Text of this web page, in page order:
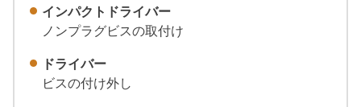
インパクトドライバー
ノンプラグビスの取付け
ドライバー
ビスの付け外し